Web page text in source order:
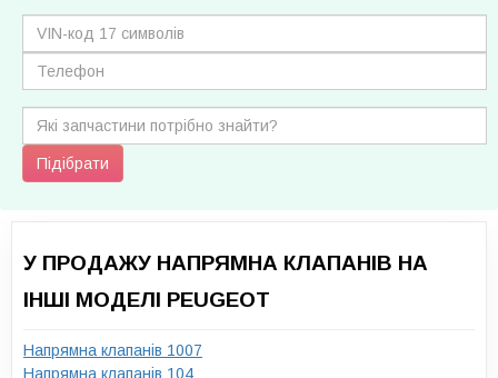
Підібрати
У ПРОДАЖУ НАПРЯМНА КЛАПАНІВ НА
ІНШІ МОДЕЛІ PEUGEOT
Напрямна клапанів 1007
Напрямна клапанів 104